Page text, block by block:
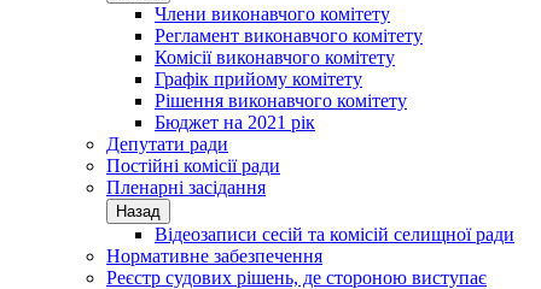
Члени виконавчого комітету
Регламент виконавчого комітету
Комісії виконавчого комітету
Графік прийому комітету
Рішення виконавчого комітету
Бюджет на 2021 рік
Депутати ради
Постійні комісії ради
Пленарні засідання
Назад
Відеозаписи сесій та комісій селищної ради
Нормативне забезпечення
Реєстр судових рішень, де стороною виступає